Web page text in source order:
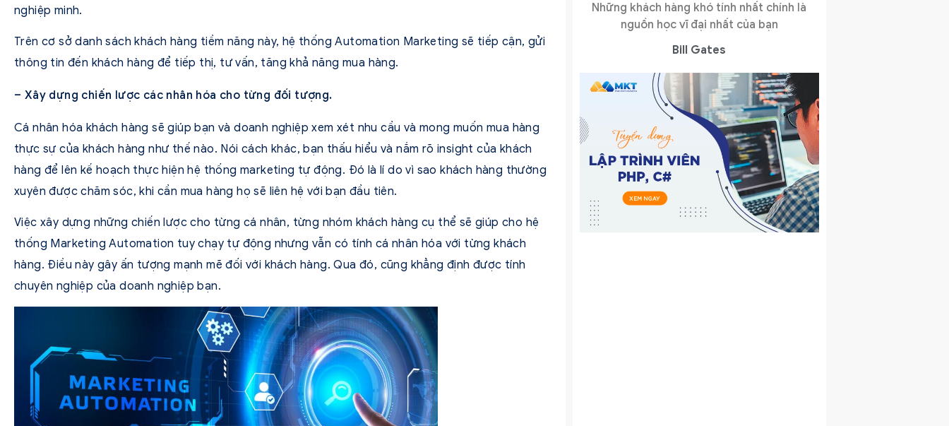
nghiệp minh.
Trên cơ sở danh sách khách hàng tiềm năng này, hệ thống Automation Marketing sẽ tiếp cận, gửi
thông tin đến khách hàng để tiếp thị, tư vấn, tăng khả năng mua hàng.
– Xây dựng chiến lược các nhân hóa cho từng đối tượng.
Cá nhân hóa khách hàng sẽ giúp bạn và doanh nghiệp xem xét nhu cầu và mong muốn mua hàng
thực sự của khách hàng như thế nào. Nói cách khác, bạn thấu hiểu và nắm rõ insight của khách
hàng để lên kế hoạch thực hiện hệ thống marketing tự động. Đó là lí do vì sao khách hàng thường
xuyên được chăm sóc, khi cần mua hàng họ sẽ liên hệ với bạn đầu tiên.
Việc xây dựng những chiến lược cho từng cá nhân, từng nhóm khách hàng cụ thể sẽ giúp cho hệ
thống Marketing Automation tuy chạy tự động nhưng vẫn có tính cá nhân hóa với từng khách
hàng. Điều này gây ấn tượng mạnh mẽ đối với khách hàng. Qua đó, cũng khẳng định được tính
chuyên nghiệp của doanh nghiệp bạn.
Những khách hàng khó tính nhất chính là
nguồn học vĩ đại nhất của bạn
Bill Gates